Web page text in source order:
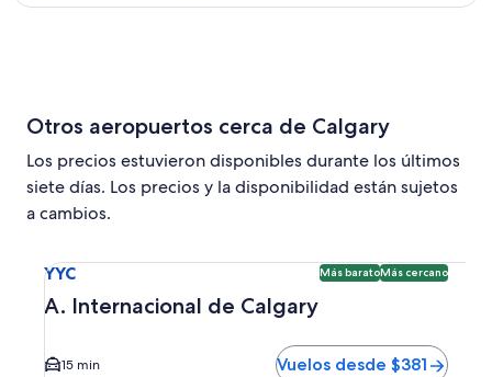
Otros aeropuertos cerca de Calgary
Los precios estuvieron disponibles durante los últimos
siete días. Los precios y la disponibilidad están sujetos
a cambios.
YYC Más baratoMás cercano
A. Internacional de Calgary
15 min Vuelos desde $381